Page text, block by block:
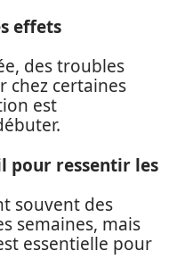
effets
des troubles
chez certaines
est
pour ressentir les
souvent des
semaines, mais
essentielle pour